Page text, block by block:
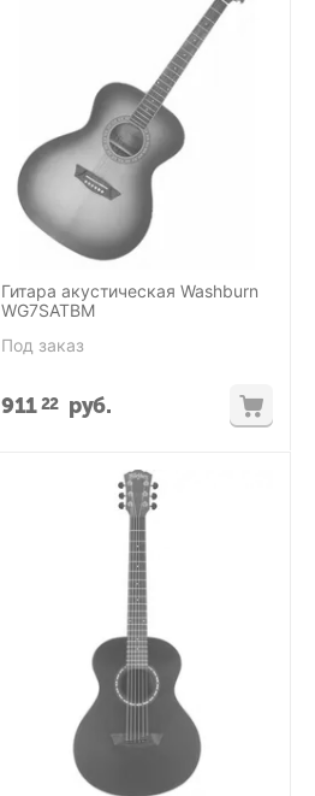
Гитара акустическая Washburn
WG7SATBM
Под заказ
91122 руб.